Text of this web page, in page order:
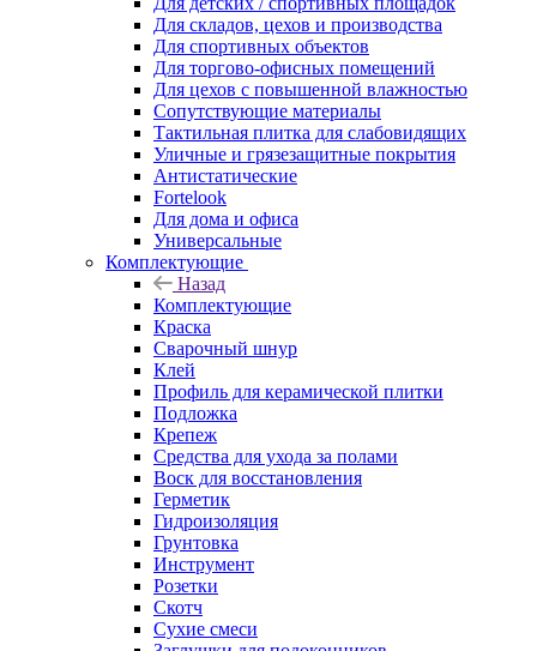
Для складов, цехов и производства
Для спортивных объектов
Для торгово-офисных помещений
Для цехов с повышенной влажностью
Сопутствующие материалы
Тактильная плитка для слабовидящих
Уличные и грязезащитные покрытия
Антистатические
Fortelook
Для дома и офиса
Универсальные
Комплектующие
Назад
Комплектующие
Краска
Сварочный шнур
Клей
Профиль для керамической плитки
Подложка
Крепеж
Средства для ухода за полами
Воск для восстановления
Герметик
Гидроизоляция
Грунтовка
Инструмент
Розетки
Скотч
Сухие смеси